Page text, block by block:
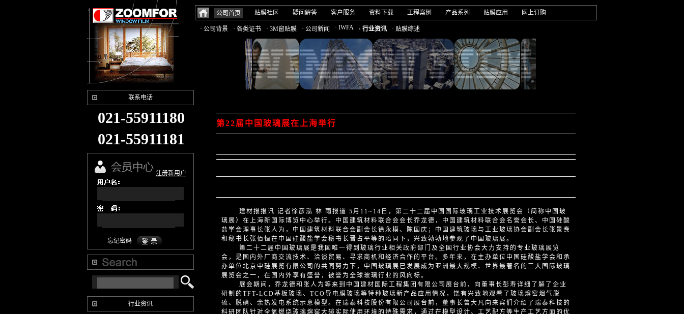
公司首页 贴膜社区 疑问解答 客户服务 资料下载 工程案例 产品系列 贴膜应用 网上订购
· 公司背景 · 各类证书 · 3M窗贴膜 · 公司新闻 · IWFA · 行业资讯 · 贴膜综述
联系电话
021-55911180
021-55911181
注册新用户
忘记密码
行业资讯
第22届中国玻璃展在上海举行
建材报 报讯 记者徐彦泓 林 雨报道 5月11~14日，第二十二届中国国际玻璃工业技术展览会（简称中国玻
璃展）在上海新国际博览中心举行。中国建筑材料联合会会长乔龙德，中国建筑材料联合会名誉会长、中国硅酸
盐学会理事长张人为，中国建筑材料联合会副会长徐永模、陈国庆；中国建筑玻璃与工业玻璃协会副会长张景焘
和秘书长张佰恒在中国硅酸盐学会秘书长晋占平等的陪同下，兴致勃勃地参观了中国玻璃展。
第二十二届中国玻璃展是我国唯一得到玻璃行业相关政府部门及全国行业协会大力支持的专业玻璃展览
会，是国内外厂商交流技术、洽谈贸易、寻求商机和经济合作的平台。多年来，在主办单位中国硅酸盐学会和承
办单位北京中硅展览有限公司的共同努力下，中国玻璃展已发展成为亚洲最大规模、世界最著名的三大国际玻璃
展览会之一，在国内外享有盛誉，被誉为全球玻璃行业的风向标。
展会期间，乔龙德和张人为等来到中国建材国际工程集团有限公司展台前，向董事长彭寿详细了解了企业
研制的TFT-LCD基板玻璃、TCO导电膜玻璃等特种玻璃新产品应用情况，饶有兴致地观看了玻璃熔窑烟气脱
硫、脱硝、余热发电系统示意模型。在瑞泰科技股份有限公司展台前，董事长曾大凡向来宾们介绍了瑞泰科技的
科研团队针对全氧燃烧玻璃熔窑大碹实际使用环境的特殊需求，通过在模型设计、工艺配方等生产工艺方面的优